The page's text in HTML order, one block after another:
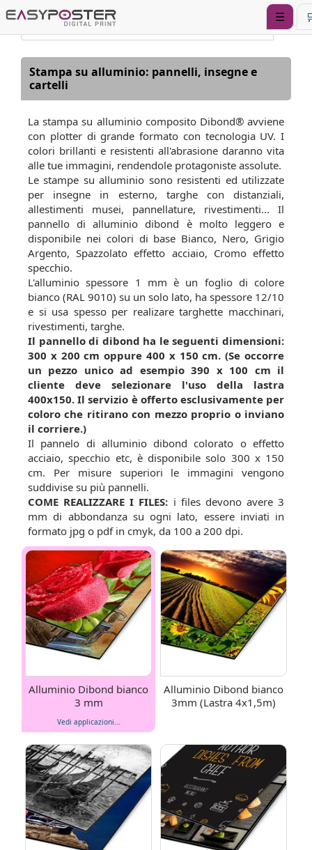
☰
Stampa su alluminio: pannelli, insegne e
cartelli
La stampa su alluminio composito Dibond® avviene
con plotter di grande formato con tecnologia UV. I
colori brillanti e resistenti all'abrasione daranno vita
alle tue immagini, rendendole protagoniste assolute.
Le stampe su alluminio sono resistenti ed utilizzate
per insegne in esterno, targhe con distanziali,
allestimenti musei, pannellature, rivestimenti... Il
pannello di alluminio dibond è molto leggero e
disponibile nei colori di base Bianco, Nero, Grigio
Argento, Spazzolato effetto acciaio, Cromo effetto
specchio.
L'alluminio spessore 1 mm è un foglio di colore
bianco (RAL 9010) su un solo lato, ha spessore 12/10
e si usa spesso per realizare targhette macchinari,
rivestimenti, targhe.
Il pannello di dibond ha le seguenti dimensioni:
300 x 200 cm oppure 400 x 150 cm. (Se occorre
un pezzo unico ad esempio 390 x 100 cm il
cliente deve selezionare l'uso della lastra
400x150. Il servizio è offerto esclusivamente per
coloro che ritirano con mezzo proprio o inviano
il corriere.)
Il pannelo di alluminio dibond colorato o effetto
acciaio, specchio etc, è disponibile solo 300 x 150
cm. Per misure superiori le immagini vengono
suddivise su più pannelli.
COME REALIZZARE I FILES: i files devono avere 3
mm di abbondanza su ogni lato, essere inviati in
formato jpg o pdf in cmyk, da 100 a 200 dpi.
Alluminio Dibond bianco
3 mm
Vedi applicazioni...
Alluminio Dibond bianco
3mm (Lastra 4x1,5m)